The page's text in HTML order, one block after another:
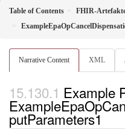
Table of Contents
FHIR-
Narrative Content XML
Example
putParameters1